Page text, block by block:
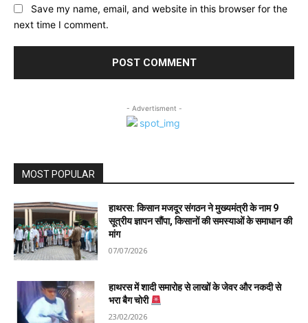
Save my name, email, and website in this browser for the
next time I comment.
- Advertisment -
MOST POPULAR
हाथरस: किसान मजदूर संगठन ने मुख्यमंत्री के नाम 9
सूत्रीय ज्ञापन सौंपा, किसानों की समस्याओं के समाधान की
मांग
07/07/2026
हाथरस में शादी समारोह से लाखों के जेवर और नकदी से
भरा बैग चोरी
23/02/2026